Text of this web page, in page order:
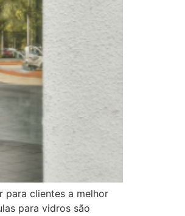
para clientes a melhor
para vidros são